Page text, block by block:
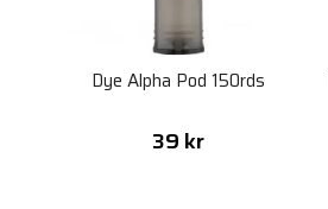
Dye Alpha Pod 150rds
39 kr